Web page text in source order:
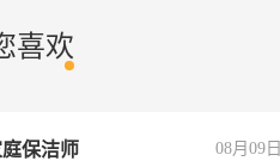
喜欢
庭保洁师 08月09日